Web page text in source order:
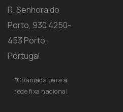
R. Senhora do
Porto, 930 4250-
453 Porto,
Portugal
*Chamada para a
rede fixa nacional